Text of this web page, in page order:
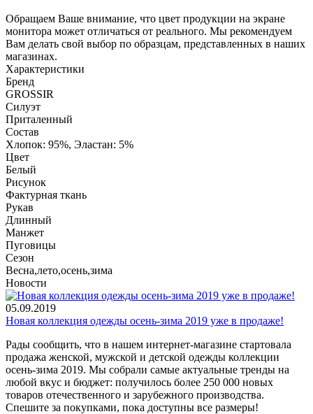
Обращаем Ваше внимание, что цвет продукции на экране
монитора может отличаться от реального. Мы рекомендуем
Вам делать свой выбор по образцам, представленных в наших
магазинах.
Характеристики
Бренд
GROSSIR
Силуэт
Приталенный
Состав
Хлопок: 95%, Эластан: 5%
Цвет
Белый
Рисунок
Фактурная ткань
Рукав
Длинный
Манжет
Пуговицы
Сезон
Весна,лето,осень,зима
Новости
05.09.2019
Новая коллекция одежды осень-зима 2019 уже в продаже!
Рады сообщить, что в нашем интернет-магазине стартовала
продажа женской, мужской и детской одежды коллекции
осень-зима 2019. Мы собрали самые актуальные тренды на
любой вкус и бюджет: получилось более 250 000 новых
товаров отечественного и зарубежного производства.
Спешите за покупками, пока доступны все размеры!